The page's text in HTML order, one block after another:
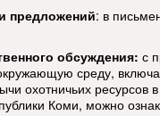
предложений: в
обсуждения: с
среду,
охотничьих ресурсов
Коми, можно